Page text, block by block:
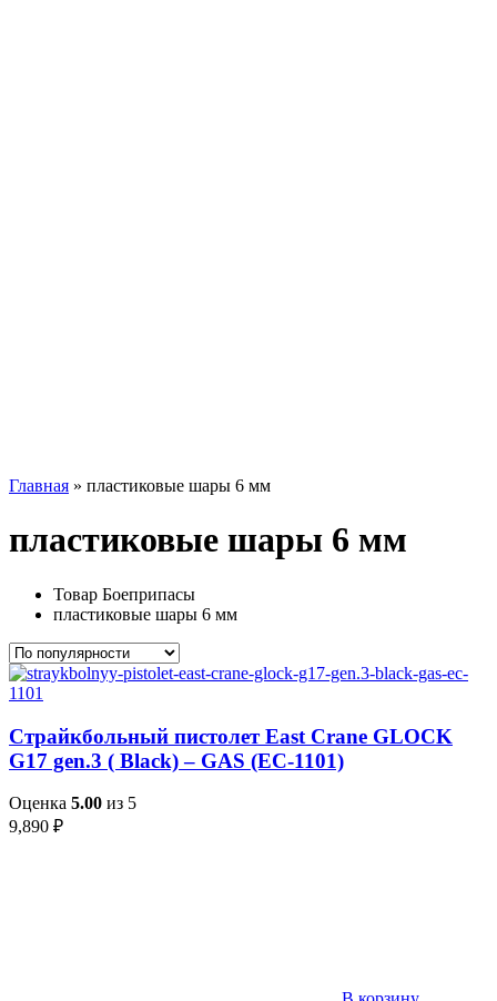
Главная » пластиковые шары 6 мм
пластиковые шары 6 мм
Товар Боеприпасы
пластиковые шары 6 мм
Страйкбольный пистолет East Crane GLOCK
G17 gen.3 ( Black) – GAS (EC-1101)
Оценка 5.00 из 5
9,890 ₽